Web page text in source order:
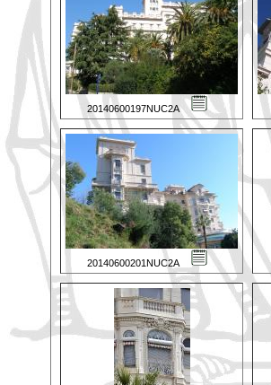
20140600197NUC2A
20140600201NUC2A